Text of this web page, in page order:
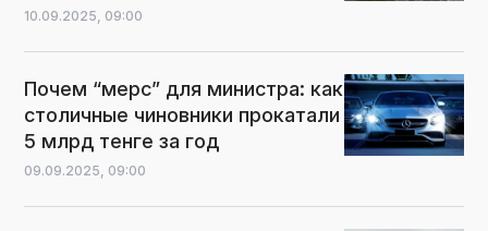
10.09.2025, 09:00
Почем “мерс” для министра: как
столичные чиновники прокатали
5 млрд тенге за год
09.09.2025, 09:00